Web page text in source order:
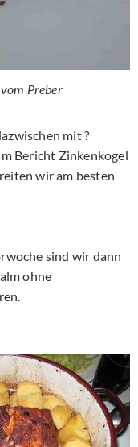
Preber
mit ?
Bericht Zinkenkogel
wir am besten
sind wir dann
ohne